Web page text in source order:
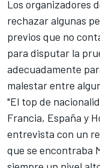
Los organizadores
rechazar algunas
previos que no
para disputar la
adecuadamente
malestar entre
"El top de
Francia, España y
entrevista con un
que se encontraba